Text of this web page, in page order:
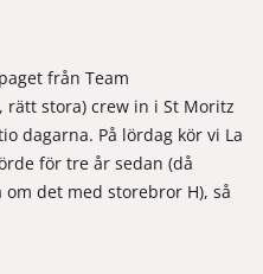
från Team
stora) crew in i St Moritz
dagarna. På lördag kör vi La
för tre år sedan (då
det med storebror H), så